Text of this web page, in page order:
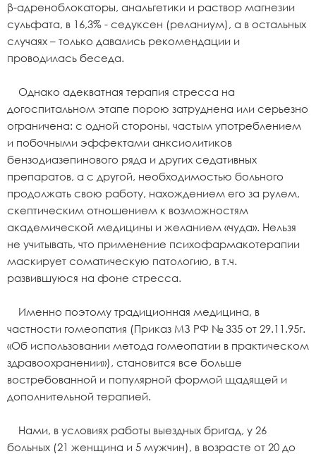
β-адреноблокаторы, анальгетики и раствор магнезии
сульфата, в 16,3% - седуксен (реланиум), а в остальных
случаях – только давались рекомендации и
проводилась беседа.
Однако адекватная терапия стресса на
догоспитальном этапе порою затруднена или серьезно
ограничена: с одной стороны, частым употреблением
и побочными эффектами анксиолитиков
бензодиазепинового ряда и других седативных
препаратов, а с другой, необходимостью больного
продолжать свою работу, нахождением его за рулем,
скептическим отношением к возможностям
академической медицины и желанием «чуда». Нельзя
не учитывать, что применение психофармакотерапии
маскирует соматическую патологию, в т.ч.
развившуюся на фоне стресса.
Именно поэтому традиционная медицина, в
частности гомеопатия (Приказ МЗ РФ № 335 от 29.11.95г.
«Об использовании метода гомеопатии в практическом
здравоохранении»), становится все больше
востребованной и популярной формой щадящей и
дополнительной терапией.
Нами, в условиях работы выездных бригад, у 26
больных (21 женщина и 5 мужчин), в возрасте от 20 до